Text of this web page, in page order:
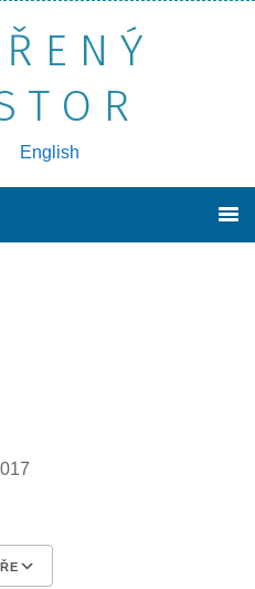
a světa kolem nás
English